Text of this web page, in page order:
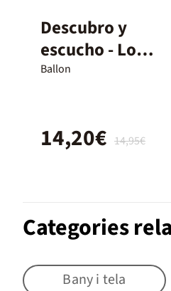
Descubro y
escucho - Los
transportes
Ballon
14,95€
14,20€
Categories
Bany i tela